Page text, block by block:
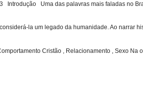
Introdução Uma das palavras mais faladas no
la um legado da humanidade. Ao narrar
Cristão , Relacionamento , Sexo Na